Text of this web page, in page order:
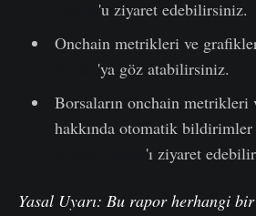
'u ziyaret edebilirsiniz.
Onchain metrikleri ve
'ya göz atabilirsiniz.
Borsaların onchain
hakkında otomatik
'ı ziyaret
Yasal Uyarı: Bu rapor herhangi bir